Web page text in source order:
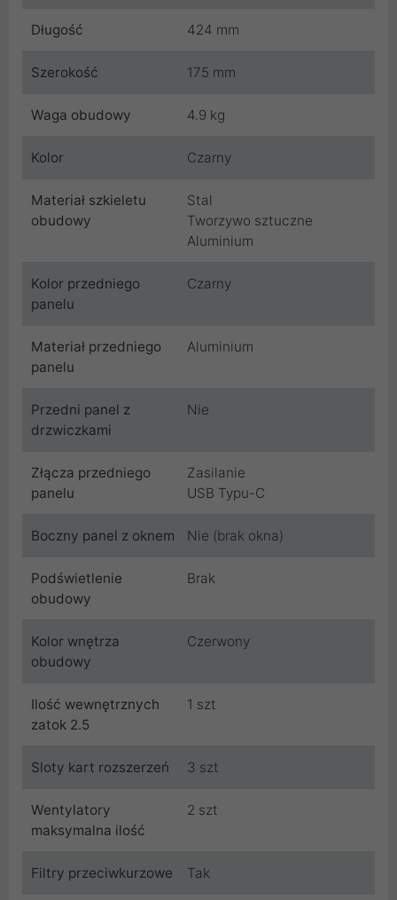
Długość 424 mm
Szerokość 175 mm
Waga obudowy 4.9 kg
Kolor Czarny
Materiał szkieletu
obudowy
Stal
Tworzywo sztuczne
Aluminium
Kolor przedniego
panelu
Czarny
Materiał przedniego
panelu
Aluminium
Przedni panel z
drzwiczkami
Nie
Złącza przedniego
panelu
Zasilanie
USB Typu-C
Boczny panel z oknem Nie (brak okna)
Podświetlenie
obudowy
Brak
Kolor wnętrza
obudowy
Czerwony
Ilość wewnętrznych
zatok 2.5
1 szt
Sloty kart rozszerzeń 3 szt
Wentylatory
maksymalna ilość
2 szt
Filtry przeciwkurzowe Tak